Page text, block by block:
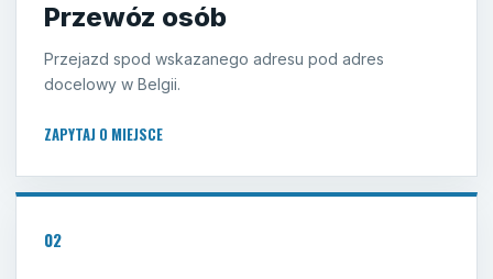
Przewóz osób
Przejazd spod wskazanego adresu pod adres
docelowy w Belgii.
ZAPYTAJ O MIEJSCE
02